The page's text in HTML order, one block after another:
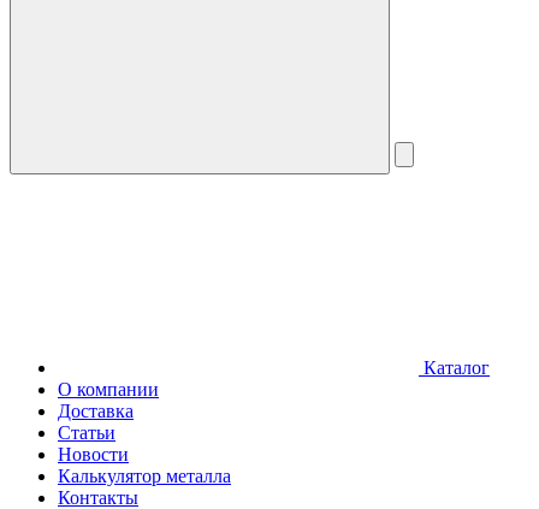
Каталог
О компании
Доставка
Статьи
Новости
Калькулятор металла
Контакты